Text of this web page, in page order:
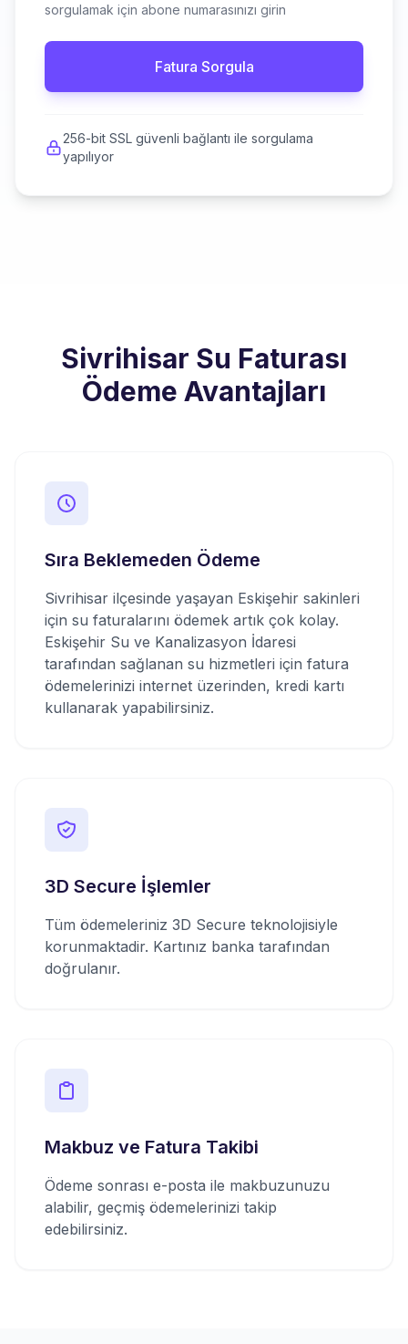
sorgulamak için abone numarasınızı girin
Fatura Sorgula
256-bit SSL güvenli bağlantı ile sorgulama
yapılıyor
Sivrihisar Su Faturası
Ödeme Avantajları
Sıra Beklemeden Ödeme
Sivrihisar ilçesinde yaşayan Eskişehir sakinleri
için su faturalarını ödemek artık çok kolay.
Eskişehir Su ve Kanalizasyon İdaresi
tarafından sağlanan su hizmetleri için fatura
ödemelerinizi internet üzerinden, kredi kartı
kullanarak yapabilirsiniz.
3D Secure İşlemler
Tüm ödemeleriniz 3D Secure teknolojisiyle
korunmaktadir. Kartınız banka tarafından
doğrulanır.
Makbuz ve Fatura Takibi
Ödeme sonrası e-posta ile makbuzunuzu
alabilir, geçmiş ödemelerinizi takip
edebilirsiniz.